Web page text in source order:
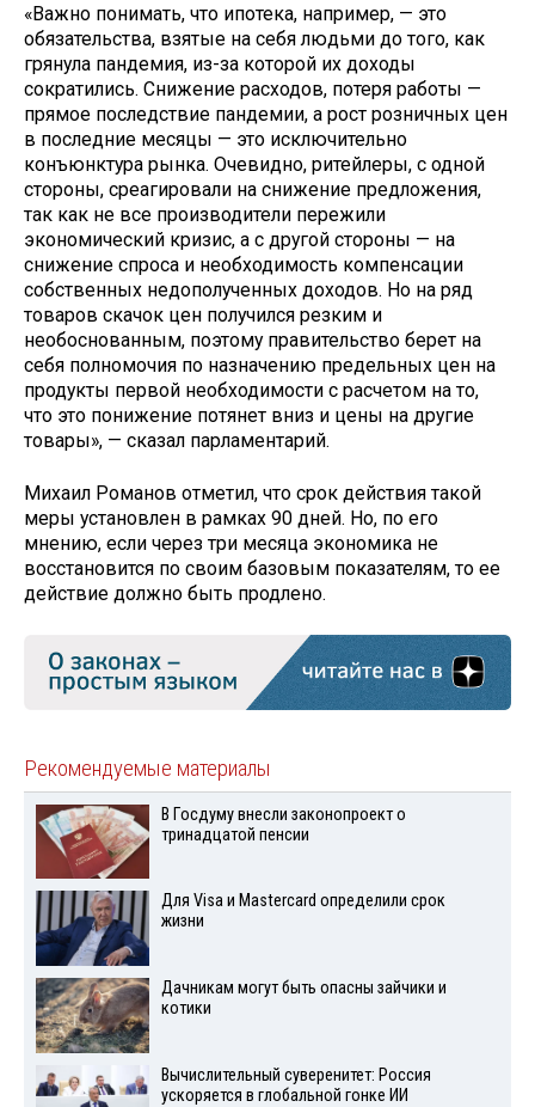
«Важно понимать, что ипотека, например, — это
обязательства, взятые на себя людьми до того, как
грянула пандемия, из-за которой их доходы
сократились. Снижение расходов, потеря работы —
прямое последствие пандемии, а рост розничных цен
в последние месяцы — это исключительно
конъюнктура рынка. Очевидно, ритейлеры, с одной
стороны, среагировали на снижение предложения,
так как не все производители пережили
экономический кризис, а с другой стороны — на
снижение спроса и необходимость компенсации
собственных недополученных доходов. Но на ряд
товаров скачок цен получился резким и
необоснованным, поэтому правительство берет на
себя полномочия по назначению предельных цен на
продукты первой необходимости с расчетом на то,
что это понижение потянет вниз и цены на другие
товары», — сказал парламентарий.
Михаил Романов отметил, что срок действия такой
меры установлен в рамках 90 дней. Но, по его
мнению, если через три месяца экономика не
восстановится по своим базовым показателям, то ее
действие должно быть продлено.
Рекомендуемые материалы
В Госдуму внесли законопроект о
тринадцатой пенсии
Для Visа и Mastercard определили срок
жизни
Дачникам могут быть опасны зайчики и
котики
Вычислительный суверенитет: Россия
ускоряется в глобальной гонке ИИ